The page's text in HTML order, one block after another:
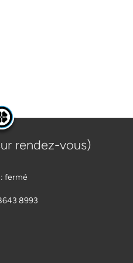
rendez-vous)
fermé
8993